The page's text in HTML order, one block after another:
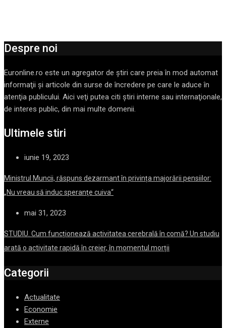
Despre noi
Euronline.ro este un agregator de ştiri care preia în mod automat
informaţii şi articole din surse de încredere pe care le aduce în
atenţia publicului. Aici veţi putea citi ştiri interne sau internaţionale,
de interes public, din mai multe domenii.
Ultimele stiri
iunie 19, 2023
Ministrul Muncii, răspuns dezarmant în privința majorării pensiilor:
„Nu vreau să induc speranţe cuiva“
mai 31, 2023
STUDIU. Cum funcționează activitatea cerebrală în comă? Un studiu
arată o activitate rapidă în creier, în momentul morții
Categorii
Actualitate
Economie
Externe